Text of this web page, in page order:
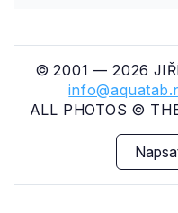
© 2001 — 2026
ALL PHOTOS ©